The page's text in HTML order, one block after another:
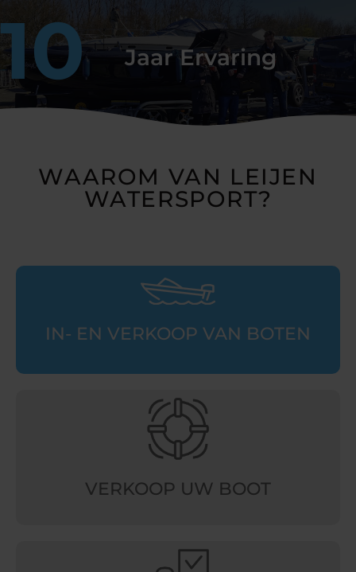
10 Jaar Ervaring
WAAROM VAN LEIJEN
WATERSPORT?
IN- EN VERKOOP VAN BOTEN
VERKOOP UW BOOT